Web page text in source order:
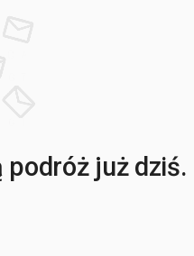
podróż już dziś.